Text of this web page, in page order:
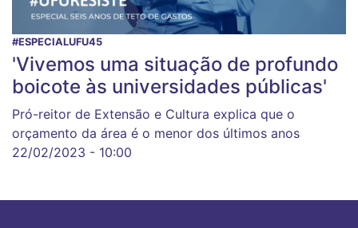
#ESPECIALUFU45
'Vivemos uma situação de profundo
boicote às universidades públicas'
Pró-reitor de Extensão e Cultura explica que o
orçamento da área é o menor dos últimos anos
22/02/2023 - 10:00